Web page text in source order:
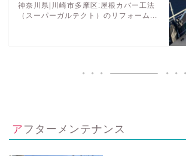
神奈川県|川崎市多摩区:屋根カバー工法
（スーパーガルテクト）のリフォーム...
アフターメンテナンス